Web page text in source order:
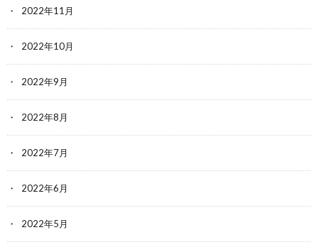
2022年11月
2022年10月
2022年9月
2022年8月
2022年7月
2022年6月
2022年5月